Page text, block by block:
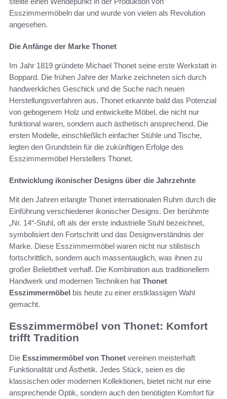
Esszimmermöbeln dar und wurde von vielen als Revolution
angesehen.
Die Anfänge der Marke Thonet
Im Jahr 1819 gründete Michael Thonet seine erste Werkstatt in
Boppard. Die frühen Jahre der Marke zeichneten sich durch
handwerkliches Geschick und die Suche nach neuen
Herstellungsverfahren aus. Thonet erkannte bald das Potenzial
von gebogenem Holz und entwickelte Möbel, die nicht nur
funktional waren, sondern auch ästhetisch ansprechend. Die
ersten Modelle, einschließlich einfacher Stühle und Tische,
legten den Grundstein für die zukünftigen Erfolge des
Esszimmermöbel Herstellers Thonet.
Entwicklung ikonischer Designs über die Jahrzehnte
Mit den Jahren erlangte Thonet internationalen Ruhm durch die
Einführung verschiedener ikonischer Designs. Der berühmte
„Nr. 14“-Stuhl, oft als der erste industrielle Stuhl bezeichnet,
symbolisiert den Fortschritt und das Designverständnis der
Marke. Diese Esszimmermöbel waren nicht nur stilistisch
fortschrittlich, sondern auch massentauglich, was ihnen zu
großer Beliebtheit verhalf. Die Kombination aus traditionellem
Handwerk und modernen Techniken hat Thonet
Esszimmermöbel bis heute zu einer erstklassigen Wahl
gemacht.
Esszimmermöbel von Thonet: Komfort
trifft Tradition
Die Esszimmermöbel von Thonet vereinen meisterhaft
Funktionalität und Ästhetik. Jedes Stück, seien es die
klassischen oder modernen Kollektionen, bietet nicht nur eine
ansprechende Optik, sondern auch den benötigten Komfort für